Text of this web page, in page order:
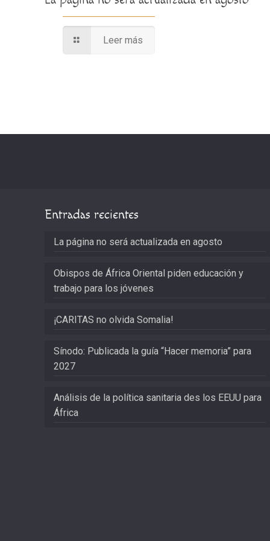
Leer más
Entradas recientes
La página no será actualizada en agosto
Obispos de África Oriental piden educación y
trabajo para los jóvenes
¡CARITAS no olvida Somalia!
Sínodo: Publicada la guía “Hacer memoria” para
2027
Análisis de la política sanitaria des los EEUU para
África